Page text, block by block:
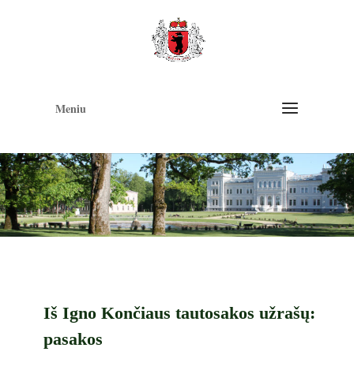
Meniu
Iš Igno Končiaus tautosakos užrašų:
pasakos